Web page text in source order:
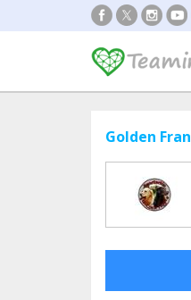
Golden Fran